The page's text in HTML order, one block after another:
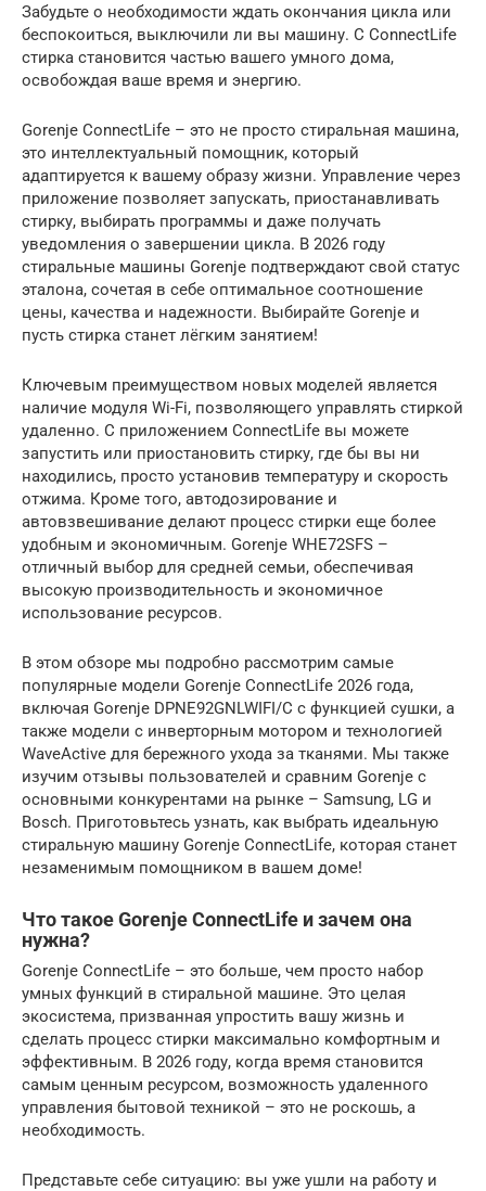
Забудьте о необходимости ждать окончания цикла или
беспокоиться, выключили ли вы машину. С ConnectLife
стирка становится частью вашего умного дома,
освобождая ваше время и энергию.
Gorenje ConnectLife – это не просто стиральная машина,
это интеллектуальный помощник, который
адаптируется к вашему образу жизни. Управление через
приложение позволяет запускать, приостанавливать
стирку, выбирать программы и даже получать
уведомления о завершении цикла. В 2026 году
стиральные машины Gorenje подтверждают свой статус
эталона, сочетая в себе оптимальное соотношение
цены, качества и надежности. Выбирайте Gorenje и
пусть стирка станет лёгким занятием!
Ключевым преимуществом новых моделей является
наличие модуля Wi-Fi, позволяющего управлять стиркой
удаленно. С приложением ConnectLife вы можете
запустить или приостановить стирку, где бы вы ни
находились, просто установив температуру и скорость
отжима. Кроме того, автодозирование и
автовзвешивание делают процесс стирки еще более
удобным и экономичным. Gorenje WHE72SFS –
отличный выбор для средней семьи, обеспечивая
высокую производительность и экономичное
использование ресурсов.
В этом обзоре мы подробно рассмотрим самые
популярные модели Gorenje ConnectLife 2026 года,
включая Gorenje DPNE92GNLWIFI/C с функцией сушки, а
также модели с инверторным мотором и технологией
WaveActive для бережного ухода за тканями. Мы также
изучим отзывы пользователей и сравним Gorenje с
основными конкурентами на рынке – Samsung, LG и
Bosch. Приготовьтесь узнать, как выбрать идеальную
стиральную машину Gorenje ConnectLife, которая станет
незаменимым помощником в вашем доме!
Что такое Gorenje ConnectLife и зачем она
нужна?
Gorenje ConnectLife – это больше, чем просто набор
умных функций в стиральной машине. Это целая
экосистема, призванная упростить вашу жизнь и
сделать процесс стирки максимально комфортным и
эффективным. В 2026 году, когда время становится
самым ценным ресурсом, возможность удаленного
управления бытовой техникой – это не роскошь, а
необходимость.
Представьте себе ситуацию: вы уже ушли на работу и